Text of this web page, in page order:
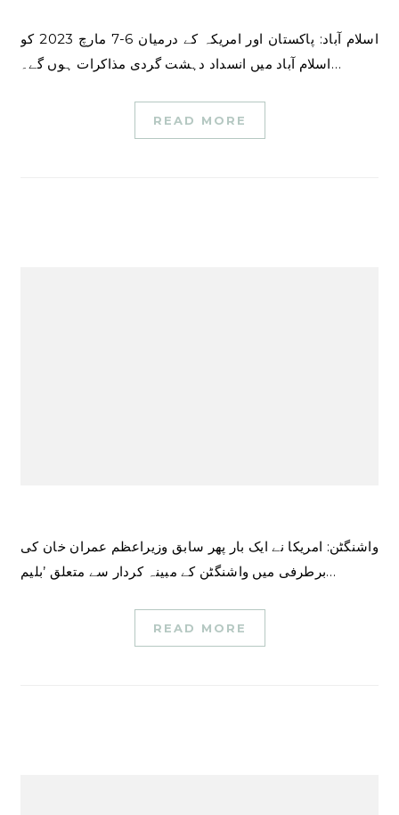
اسلام آباد: پاکستان اور امریکہ کے درمیان 6-7 مارچ 2023 کو
اسلام آباد میں انسداد دہشت گردی مذاکرات ہوں گے۔…
READ MORE
واشنگٹن: امریکا نے ایک بار پھر سابق وزیراعظم عمران خان کی
برطرفی میں واشنگٹن کے مبینہ کردار سے متعلق ’بلیم…
READ MORE